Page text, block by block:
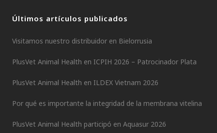
Últimos artículos publicados
Visitamos nuestro distribuidor en Bielorrusia
PlusVet Animal Health en ICPIH 2026 – Patrocinador Plata
PlusVet Animal Health en ILDEX Vietnam 2026
Por qué es importante la integridad de la membrana vitelina
PlusVet Animal Health participó en Aquasur 2026